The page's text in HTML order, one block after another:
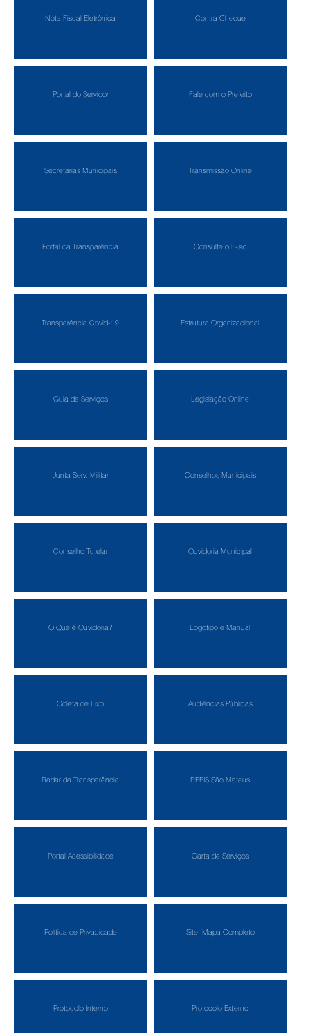
Nota Fiscal Eletrônica Contra Cheque
Portal do Servidor Fale com o Prefeito
Secretarias Municipais Transmissão Online
Portal da Transparência Consulte o E-sic
Transparência Covid-19 Estrutura Organizacional
Guia de Serviços Legislação Online
Junta Serv. Militar Conselhos Municipais
Conselho Tutelar Ouvidoria Municipal
O Que é Ouvidoria? Logotipo e Manual
Coleta de Lixo Audiências Públicas
Radar da Transparência REFIS São Mateus
Portal Acessibilidade Carta de Serviços
Política de Privacidade Site: Mapa Completo
Protocolo Interno Protocolo Externo